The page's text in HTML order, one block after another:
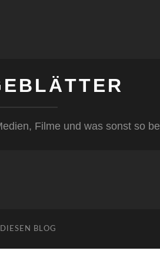
Filme und was sonst so
BLOG